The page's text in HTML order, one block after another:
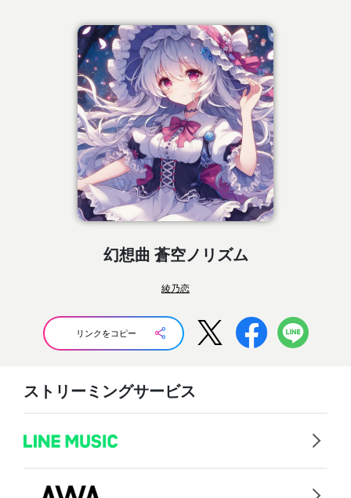
幻想曲 蒼空ノリズム
綾乃恋
リンクをコピー
ストリーミングサービス